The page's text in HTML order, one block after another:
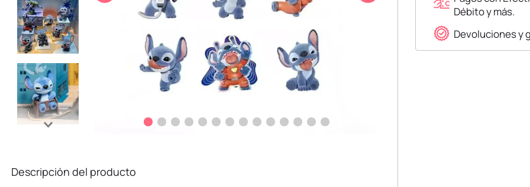
Descripción del producto
Débito y más.
Devoluciones y
.